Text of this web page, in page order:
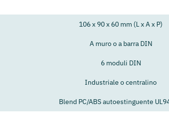
106 x 90 x 60 mm (L x A x P)
A muro o a barra DIN
6 moduli DIN
Industriale o centralino
Blend PC/ABS autoestinguente